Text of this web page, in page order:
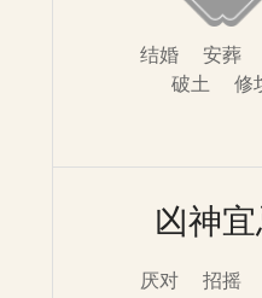
结婚 安葬
破土
修
凶神宜
厌对 招摇